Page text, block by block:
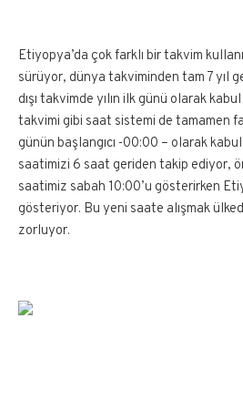
Etiyopya’da çok farklı bir takvim
sürüyor, dünya takviminden tam 7 yıl
dışı takvimde yılın ilk günü olarak
takvimi gibi saat sistemi de tamamen
günün başlangıcı -00:00 – olarak
saatimizi 6 saat geriden takip ediyor,
saatimiz sabah 10:00’u gösterirken
gösteriyor. Bu yeni saate alışmak
zorluyor.